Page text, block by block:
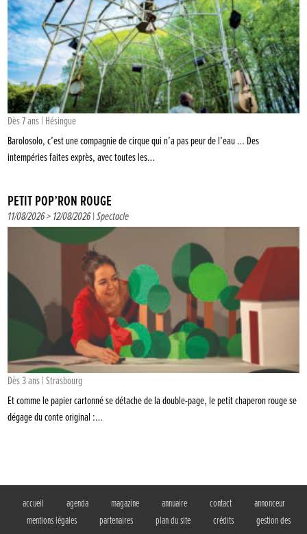
Dès 7 ans | Hésingue
Barolosolo, c’est une compagnie de cirque qui n’a pas peur de l’eau … Des
intempéries faites exprès, avec toutes les…
PETIT POP’RON ROUGE
11/08/2026 > 12/08/2026 |Spectacle
Dès 3 ans | Strasbourg
Et comme le papier cartonné se détache de la double-page, le petit chaperon rouge se
dégage du conte original :…
accueil agenda magazine annuaire contact
annonceur
mentions légales
partenaires plan du site crédits
gestion des